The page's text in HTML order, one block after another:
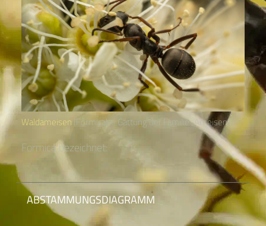
Waldameisen (Formica) – Gattung der Familie „Ameisen“
Formica bezeichnet:
ABSTAMMUNGSDIAGRAMM